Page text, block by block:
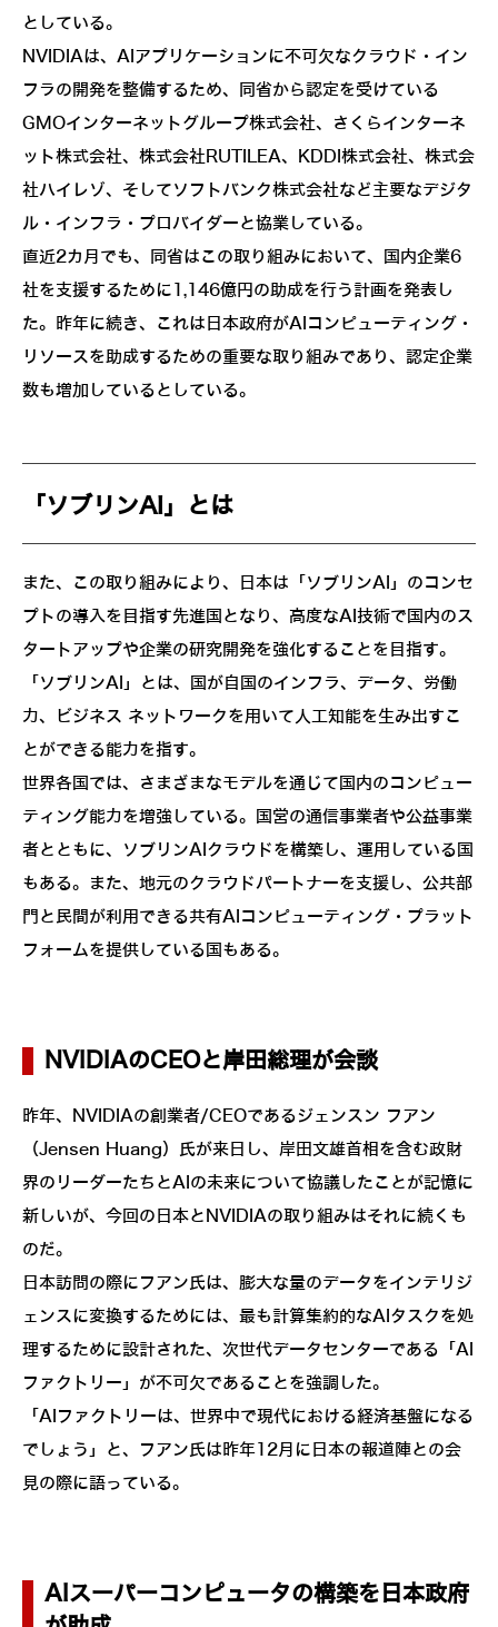
としている。
NVIDIAは、AIアプリケーションに不可欠なクラウド・イン
フラの開発を整備するため、同省から認定を受けている
GMOインターネットグループ株式会社、さくらインターネ
ット株式会社、株式会社RUTILEA、KDDI株式会社、株式会
社ハイレゾ、そしてソフトバンク株式会社など主要なデジタ
ル・インフラ・プロバイダーと協業している。
直近2カ月でも、同省はこの取り組みにおいて、国内企業6
社を支援するために1,146億円の助成を行う計画を発表し
た。昨年に続き、これは日本政府がAIコンピューティング・
リソースを助成するための重要な取り組みであり、認定企業
数も増加しているとしている。
「ソブリンAI」とは
また、この取り組みにより、日本は「ソブリンAI」のコンセ
プトの導入を目指す先進国となり、高度なAI技術で国内のス
タートアップや企業の研究開発を強化することを目指す。
「ソブリンAI」とは、国が自国のインフラ、データ、労働
力、ビジネス ネットワークを用いて人工知能を生み出すこ
とができる能力を指す。
世界各国では、さまざまなモデルを通じて国内のコンピュー
ティング能力を増強している。国営の通信事業者や公益事業
者とともに、ソブリンAIクラウドを構築し、運用している国
もある。また、地元のクラウドパートナーを支援し、公共部
門と民間が利用できる共有AIコンピューティング・プラット
フォームを提供している国もある。
NVIDIAのCEOと岸田総理が会談
昨年、NVIDIAの創業者/CEOであるジェンスン フアン
（Jensen Huang）氏が来日し、岸田文雄首相を含む政財
界のリーダーたちとAIの未来について協議したことが記憶に
新しいが、今回の日本とNVIDIAの取り組みはそれに続くも
のだ。
日本訪問の際にフアン氏は、膨大な量のデータをインテリジ
ェンスに変換するためには、最も計算集約的なAIタスクを処
理するために設計された、次世代データセンターである「AI
ファクトリー」が不可欠であることを強調した。
「AIファクトリーは、世界中で現代における経済基盤になる
でしょう」と、フアン氏は昨年12月に日本の報道陣との会
見の際に語っている。
AIスーパーコンピュータの構築を日本政府